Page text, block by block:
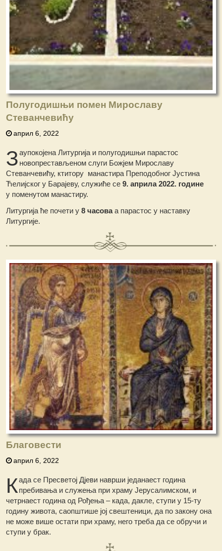
Полугодишњи помен Мирославу
Стеванчевићу
април 6, 2022
Заупокојена Литургија и полугодишњи парастос
новопрестављеном слуги Божјем Мирославу
Стеванчевићу, ктитору манастира Преподобног Јустина
Ћелијског у Барајеву, служиће се9. априла 2022. године
у поменутом манастиру.
Литургија ће почети у8 часоваа парастос у наставку
Литургије.
Благовести
април 6, 2022
Када се Пресветој Дјеви наврши једанаест година
пребивања и служења при храму Јерусалимском, и
четрнаест година од Рођења – када, дакле, ступи у 15-ту
годину живота, саопштише јој свештеници, да по закону она
не може више остати при храму, него треба да се обручи и
ступи у брак.